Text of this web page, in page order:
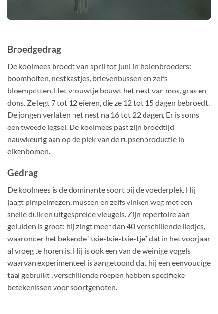
Broedgedrag
De koolmees broedt van april tot juni in holenbroeders:
boomholten, nestkastjes, brievenbussen en zelfs
bloempotten. Het vrouwtje bouwt het nest van mos, gras en
dons. Ze legt 7 tot 12 eieren, die ze 12 tot 15 dagen bebroedt.
De jongen verlaten het nest na 16 tot 22 dagen. Er is soms
een tweede legsel. De koolmees past zijn broedtijd
nauwkeurig aan op de piek van de rupsenproductie in
eikenbomen.
Gedrag
De koolmees is de dominante soort bij de voederplek. Hij
jaagt pimpelmezen, mussen en zelfs vinken weg met een
snelle duik en uitgespreide vleugels. Zijn repertoire aan
geluiden is groot: hij zingt meer dan 40 verschillende liedjes,
waaronder het bekende “tsie-tsie-tsie-tje” dat in het voorjaar
al vroeg te horen is. Hij is ook een van de weinige vogels
waarvan experimenteel is aangetoond dat hij een eenvoudige
taal gebruikt , verschillende roepen hebben specifieke
betekenissen voor soortgenoten.